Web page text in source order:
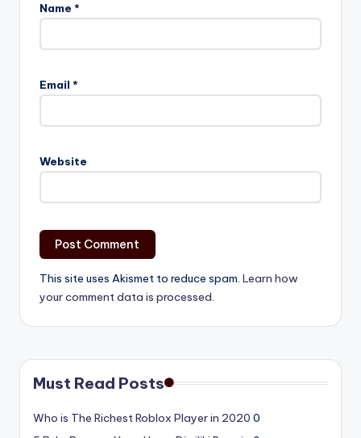
Name *
Email *
Website
This site uses Akismet to reduce spam. Learn how
your comment data is processed.
Must Read Posts
Who is The Richest Roblox Player in 2020 0